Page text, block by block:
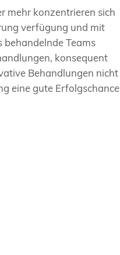
mehr konzentrieren sich
verfügung und mit
Teams
konsequent
Behandlungen nicht
eine gute Erfolgschance